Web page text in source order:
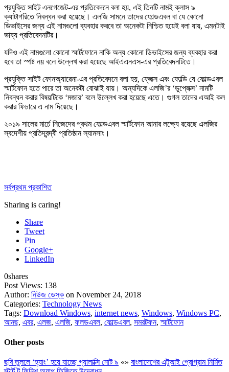
প্রযুক্তি সাইট এনগেজেট-এর প্রতিবেদনে বলা হয়, এই তিনটি নামই ক্লাস ৯
ক্যাটাগরিতে নিবন্ধন করা হয়েছে। এলজি সামনে তাদের ফোল্ডএবল বা যে কোনো
ডিভাইসের জন্য এই নামগুলো ব্যবহার করবে তা অনেকটা নিশ্চিত হয়েই বলা যায়, এমনটাই
ভাষ্য প্রতিবেদনটির।
যদিও এই নামগুলো কোনো স্মার্টফোনে নাকি অন্য কোনো ডিভাইসের জন্য ব্যবহার করা
হবে তা স্পষ্ট নয় বলে উল্লেখ করা হয়েছে আইএএনএস-এর প্রতিবেদনটিতে।
প্রযুক্তি সাইট ফোনঅ্যারেনা-এর প্রতিবেদনে বলা হয়, ফ্লেক্স এবং ফোল্ডি যে ফোল্ডএবল
স্মার্টফোন হতে পারে তা অনেকটা বোঝাই যায়। অন্যদিকে এলজি’র ‘ডুপ্লেক্স’ নামটি
নিবন্ধন করার বিষয়টিকে ‘মজার’ বলে উল্লেখ করা হয়েছে এতে। গুগল তাদের এআই কল
করার ফিচারে এ নাম দিয়েছে।
২০১৯ সালের মার্চে নিজেদের প্রথম ফোল্ডএবল স্মার্টফোন আনার লক্ষ্যে রয়েছে এলজির
স্বদেশীয় প্রতিদ্বন্দ্বী প্রতিষ্ঠান স্যামসাং।
সর্বপ্রথম প্রকাশিত
Sharing is caring!
Share
Tweet
Pin
Google+
LinkedIn
0shares
Post Views: 138
Author: নিউজ ডেস্ক on November 24, 2018
Categories: Technology News
Tags: Download Windows, internet news, Windows, Windows PC,
আনছ, এবর, এলজ, এলজি, ফলডএবল, ফোল্ডএবল, সমরটফন,স্মার্টফোন
Other posts
ছবি তুললে ‘হ্যাং’ হয়ে যাচ্ছে গ্যালাক্সি নোট ৯ «» বাংলাদেশের এটুআই প্রোগ্রাম নির্মিত